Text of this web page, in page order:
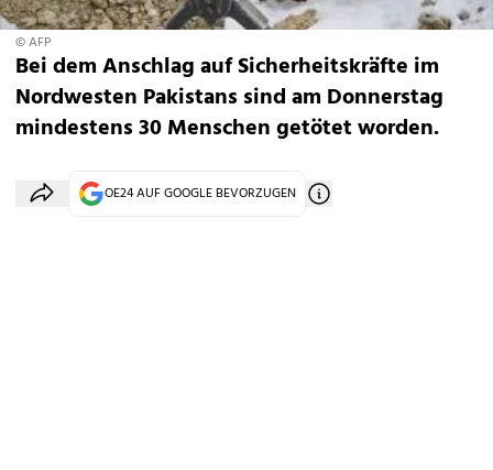
© AFP
Bei dem Anschlag auf Sicherheitskräfte im
Nordwesten Pakistans sind am Donnerstag
mindestens 30 Menschen getötet worden.
OE24 AUF GOOGLE BEVORZUGEN